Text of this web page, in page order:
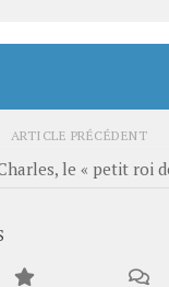
ARTICLE PRÉCÉDENT
le « petit roi